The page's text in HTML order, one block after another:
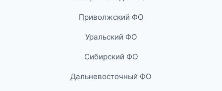
Приволжский ФО
Уральский ФО
Сибирский ФО
Дальневосточный ФО